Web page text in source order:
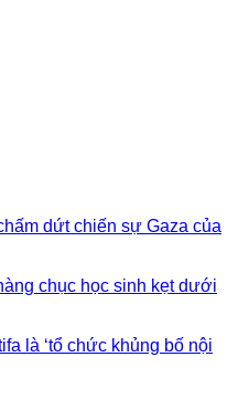
dứt chiến sự Gaza của
chục học sinh kẹt dưới
là ‘tổ chức khủng bố nội